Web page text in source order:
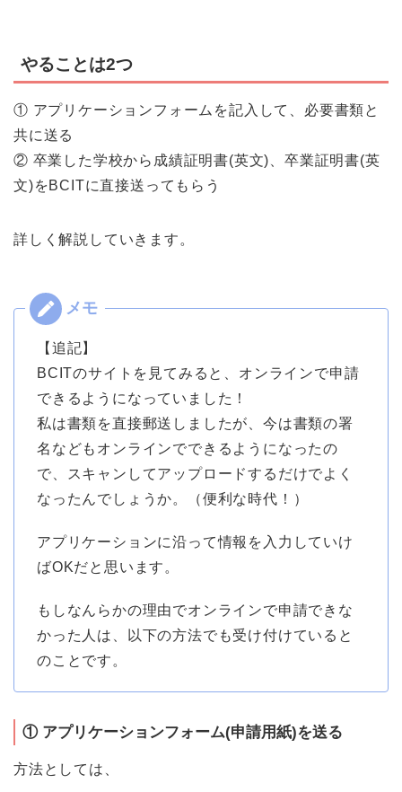
やることは2つ
① アプリケーションフォームを記入して、必要書類と
共に送る
② 卒業した学校から成績証明書(英文)、卒業証明書(英
文)をBCITに直接送ってもらう
詳しく解説していきます。
【追記】
BCITのサイトを見てみると、オンラインで申請
できるようになっていました！
私は書類を直接郵送しましたが、今は書類の署
名などもオンラインでできるようになったの
で、スキャンしてアップロードするだけでよく
なったんでしょうか。（便利な時代！）
アプリケーションに沿って情報を入力していけ
ばOKだと思います。
もしなんらかの理由でオンラインで申請できな
かった人は、以下の方法でも受け付けていると
のことです。
① アプリケーションフォーム(申請用紙)を送る
方法としては、